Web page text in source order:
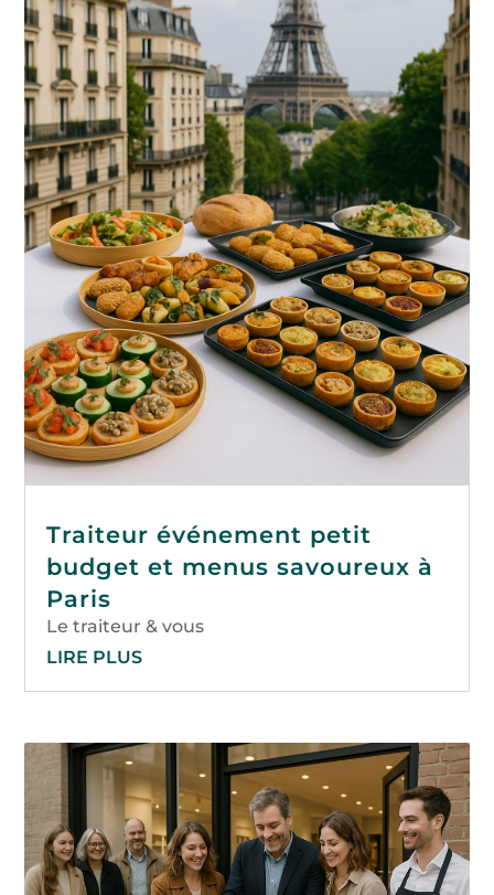
Traiteur événement petit
budget et menus savoureux à
Paris
Le traiteur & vous
LIRE PLUS